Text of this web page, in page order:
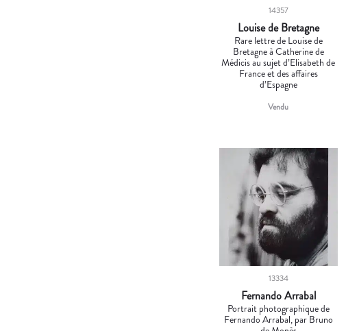
14357
Louise de Bretagne
Rare lettre de Louise de
Bretagne à Catherine de
Médicis au sujet d’Elisabeth de
France et des affaires
d’Espagne
Vendu
13334
Fernando Arrabal
Portrait photographique de
Fernando Arrabal, par Bruno